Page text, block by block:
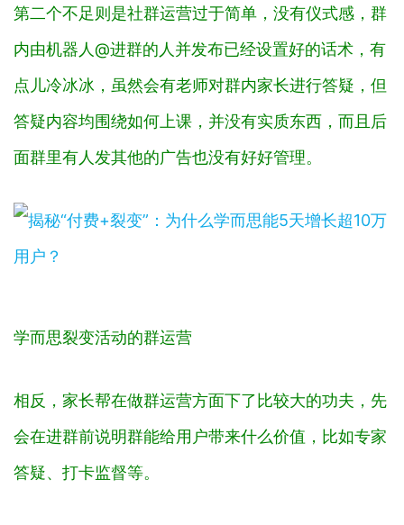
第二个不足则是社群运营过于简单，没有仪式感，群
内由机器人@进群的人并发布已经设置好的话术，有
点儿冷冰冰，虽然会有老师对群内家长进行答疑，但
答疑内容均围绕如何上课，并没有实质东西，而且后
面群里有人发其他的广告也没有好好管理。
学而思裂变活动的群运营
相反，家长帮在做群运营方面下了比较大的功夫，先
会在进群前说明群能给用户带来什么价值，比如专家
答疑、打卡监督等。